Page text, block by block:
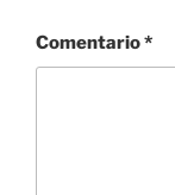
Comentario*